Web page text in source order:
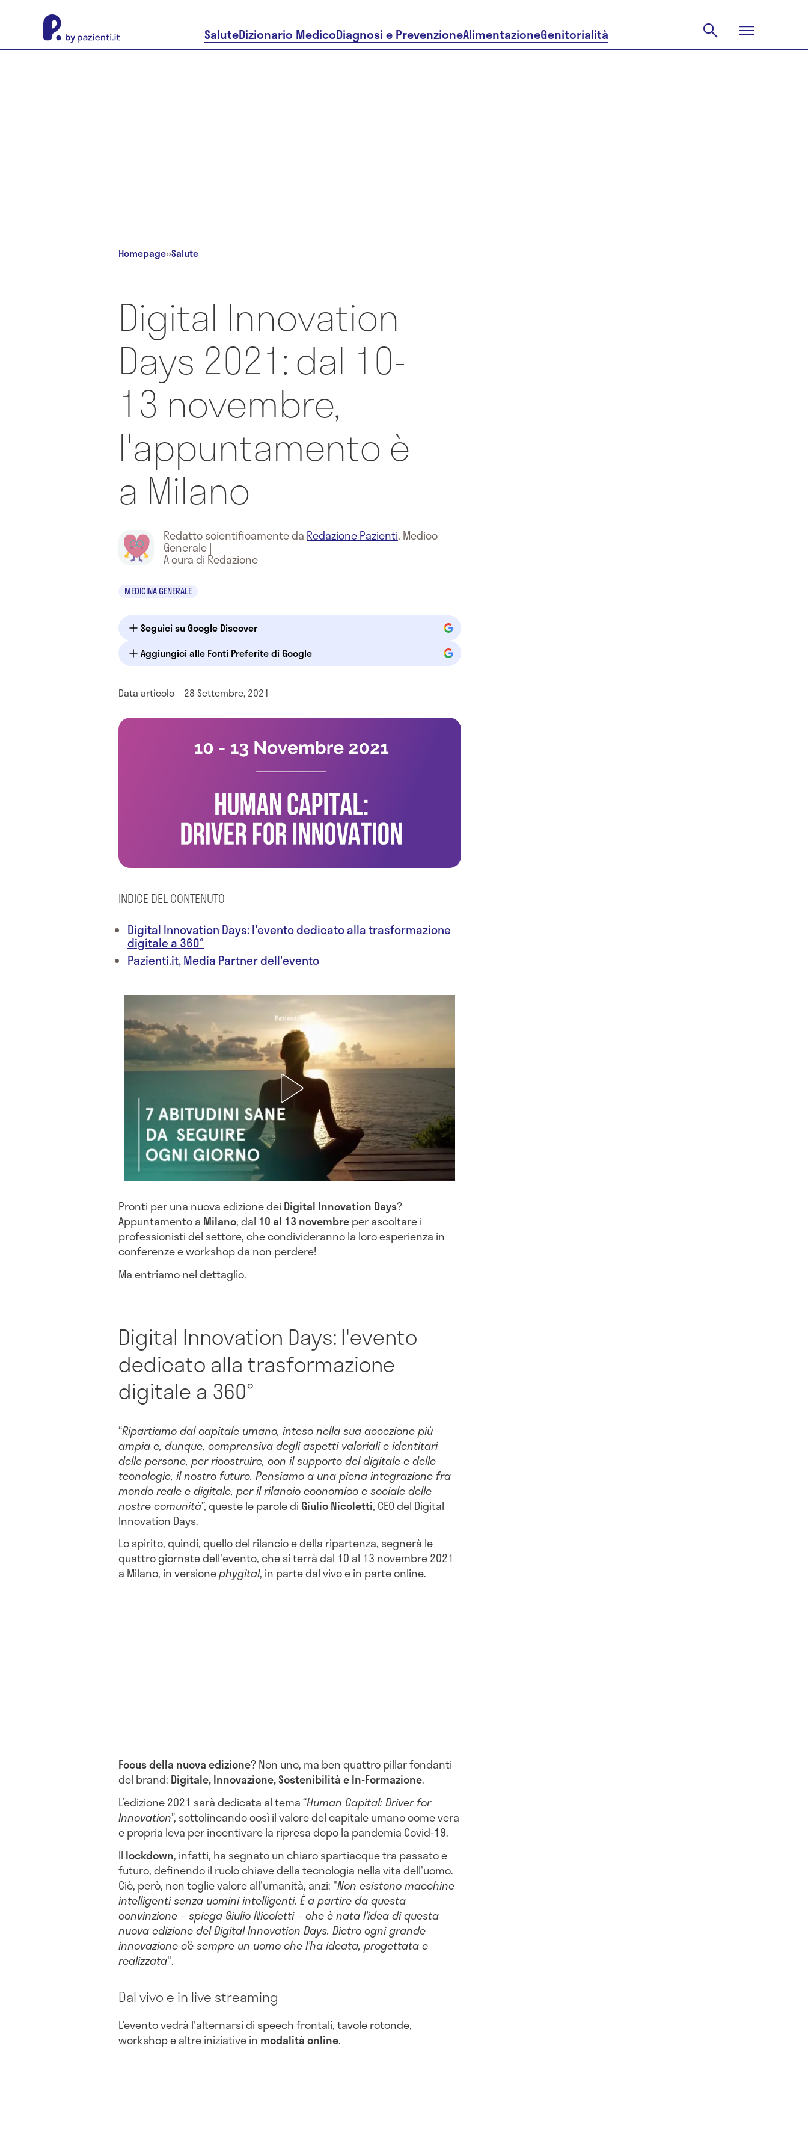
SaluteDizionario MedicoDiagnosi e PrevenzioneAlimentazioneGenitorialità
Homepage»Salute
Digital Innovation
Days 2021: dal 10-
13 novembre,
l'appuntamento è
a Milano
Redatto scientificamente da Redazione Pazienti, Medico
Generale|
A cura di Redazione
MEDICINA GENERALE
Seguici su Google Discover
Aggiungici alle Fonti Preferite di Google
Data articolo – 28 Settembre, 2021
INDICE DEL CONTENUTO
Digital Innovation Days: l'evento dedicato alla trasformazione
digitale a 360°
Pazienti.it, Media Partner dell'evento
Pronti per una nuova edizione dei Digital Innovation Days?
Appuntamento a Milano, dal 10 al 13 novembreper ascoltare i
professionisti del settore, che condivideranno la loro esperienza in
conferenze e workshop da non perdere!
Ma entriamo nel dettaglio.
Digital Innovation Days: l'evento
dedicato alla trasformazione
digitale a 360°
“Ripartiamo dal capitale umano, inteso nella sua accezione più
ampia e, dunque, comprensiva degli aspetti valoriali e identitari
delle persone, per ricostruire, con il supporto del digitale e delle
tecnologie, il nostro futuro. Pensiamo a una piena integrazione fra
mondo reale e digitale, per il rilancio economico e sociale delle
nostre comunità”, queste le parole di Giulio Nicoletti, CEO del Digital
Innovation Days.
Lo spirito, quindi, quello del rilancio e della ripartenza, segnerà le
quattro giornate dell'evento, che si terrà dal 10 al 13 novembre 2021
a Milano, in versionephygital, in parte dal vivo e in parte online.
Focus della nuova edizione? Non uno, ma ben quattro pillar fondanti
del brand: Digitale, Innovazione, Sostenibilità e In-Formazione.
L’edizione 2021 sarà dedicata al tema “Human Capital: Driver for
Innovation”, sottolineando così il valore del capitale umano come vera
e propria leva per incentivare la ripresa dopo la pandemia Covid-19.
Il lockdown, infatti, ha segnato un chiaro spartiacque tra passato e
futuro, definendo il ruolo chiave della tecnologia nella vita dell'uomo.
Ciò, però, non toglie valore all'umanità, anzi: "Non esistono macchine
intelligenti senza uomini intelligenti. È a partire da questa
convinzione – spiega Giulio Nicoletti – che è nata l’idea di questa
nuova edizione del Digital Innovation Days. Dietro ogni grande
innovazione c’è sempre un uomo che l’ha ideata, progettata e
realizzata".
Dal vivo e in live streaming
L’evento vedrà l'alternarsi di speech frontali, tavole rotonde,
workshop e altre iniziative in modalità online.